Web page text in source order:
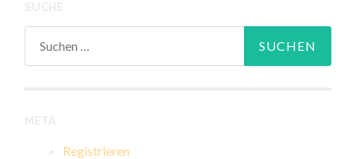
Registrieren